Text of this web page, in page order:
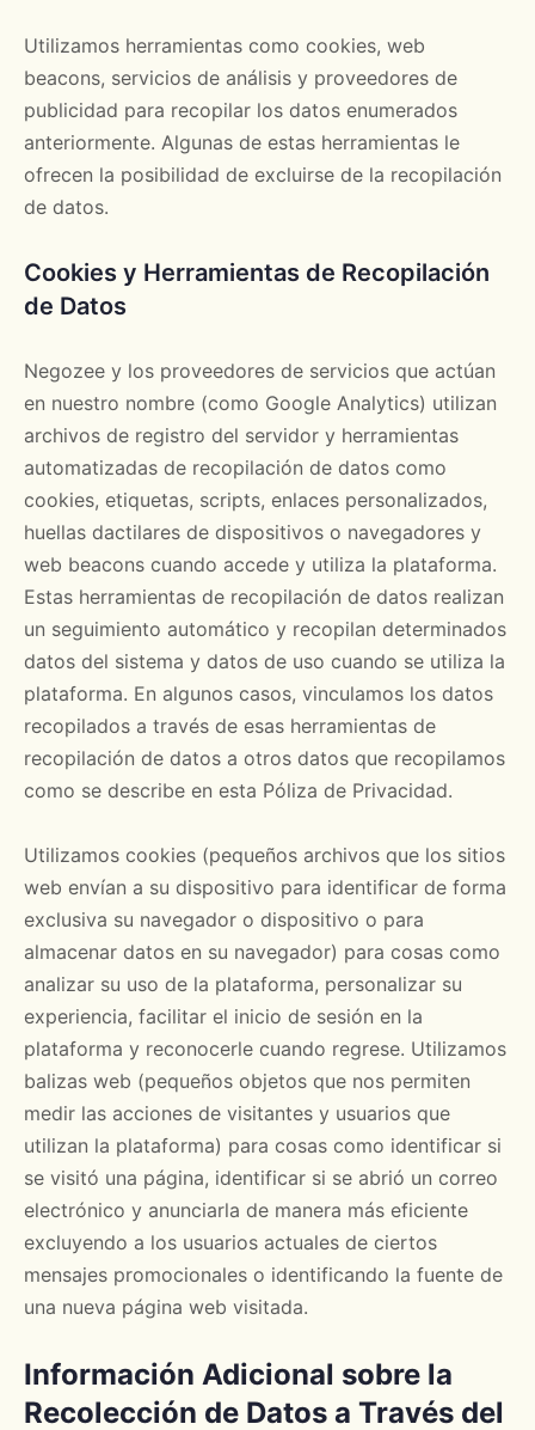
Utilizamos herramientas como cookies, web
beacons, servicios de análisis y proveedores de
publicidad para recopilar los datos enumerados
anteriormente. Algunas de estas herramientas le
ofrecen la posibilidad de excluirse de la recopilación
de datos.
Cookies y Herramientas de Recopilación
de Datos
Negozee y los proveedores de servicios que actúan
en nuestro nombre (como Google Analytics) utilizan
archivos de registro del servidor y herramientas
automatizadas de recopilación de datos como
cookies, etiquetas, scripts, enlaces personalizados,
huellas dactilares de dispositivos o navegadores y
web beacons cuando accede y utiliza la plataforma.
Estas herramientas de recopilación de datos realizan
un seguimiento automático y recopilan determinados
datos del sistema y datos de uso cuando se utiliza la
plataforma. En algunos casos, vinculamos los datos
recopilados a través de esas herramientas de
recopilación de datos a otros datos que recopilamos
como se describe en esta Póliza de Privacidad.
Utilizamos cookies (pequeños archivos que los sitios
web envían a su dispositivo para identificar de forma
exclusiva su navegador o dispositivo o para
almacenar datos en su navegador) para cosas como
analizar su uso de la plataforma, personalizar su
experiencia, facilitar el inicio de sesión en la
plataforma y reconocerle cuando regrese. Utilizamos
balizas web (pequeños objetos que nos permiten
medir las acciones de visitantes y usuarios que
utilizan la plataforma) para cosas como identificar si
se visitó una página, identificar si se abrió un correo
electrónico y anunciarla de manera más eficiente
excluyendo a los usuarios actuales de ciertos
mensajes promocionales o identificando la fuente de
una nueva página web visitada.
Información Adicional sobre la
Recolección de Datos a Través del